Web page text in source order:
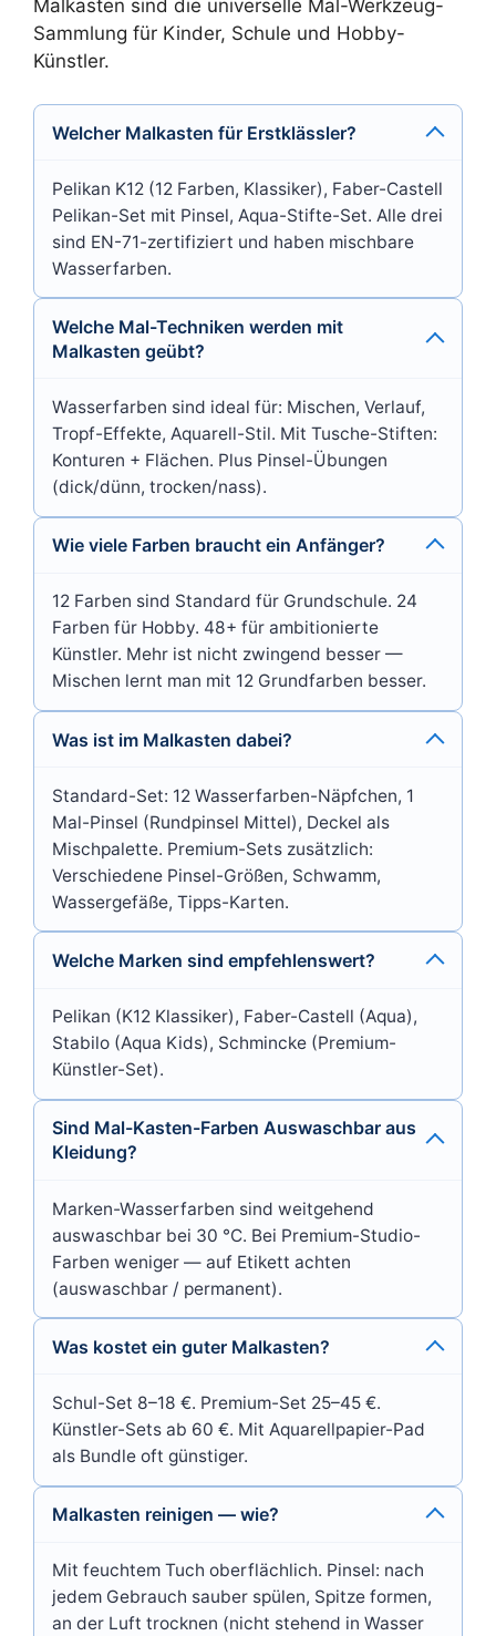
Malkasten sind die universelle Mal-Werkzeug-
Sammlung für Kinder, Schule und Hobby-
Künstler.
Welcher Malkasten für Erstklässler?
Pelikan K12 (12 Farben, Klassiker), Faber-Castell
Pelikan-Set mit Pinsel, Aqua-Stifte-Set. Alle drei
sind EN-71-zertifiziert und haben mischbare
Wasserfarben.
Welche Mal-Techniken werden mit
Malkasten geübt?
Wasserfarben sind ideal für: Mischen, Verlauf,
Tropf-Effekte, Aquarell-Stil. Mit Tusche-Stiften:
Konturen + Flächen. Plus Pinsel-Übungen
(dick/dünn, trocken/nass).
Wie viele Farben braucht ein Anfänger?
12 Farben sind Standard für Grundschule. 24
Farben für Hobby. 48+ für ambitionierte
Künstler. Mehr ist nicht zwingend besser —
Mischen lernt man mit 12 Grundfarben besser.
Was ist im Malkasten dabei?
Standard-Set: 12 Wasserfarben-Näpfchen, 1
Mal-Pinsel (Rundpinsel Mittel), Deckel als
Mischpalette. Premium-Sets zusätzlich:
Verschiedene Pinsel-Größen, Schwamm,
Wassergefäße, Tipps-Karten.
Welche Marken sind empfehlenswert?
Pelikan (K12 Klassiker), Faber-Castell (Aqua),
Stabilo (Aqua Kids), Schmincke (Premium-
Künstler-Set).
Sind Mal-Kasten-Farben Auswaschbar aus
Kleidung?
Marken-Wasserfarben sind weitgehend
auswaschbar bei 30 °C. Bei Premium-Studio-
Farben weniger — auf Etikett achten
(auswaschbar / permanent).
Was kostet ein guter Malkasten?
Schul-Set 8–18 €. Premium-Set 25–45 €.
Künstler-Sets ab 60 €. Mit Aquarellpapier-Pad
als Bundle oft günstiger.
Malkasten reinigen — wie?
Mit feuchtem Tuch oberflächlich. Pinsel: nach
jedem Gebrauch sauber spülen, Spitze formen,
an der Luft trocknen (nicht stehend in Wasser